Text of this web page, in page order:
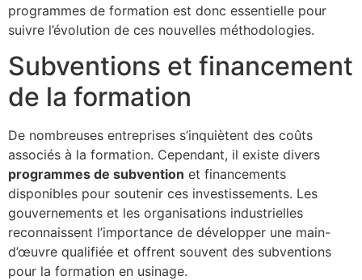
programmes de formation est donc essentielle pour
suivre l’évolution de ces nouvelles méthodologies.
Subventions et financement
de la formation
De nombreuses entreprises s’inquiètent des coûts
associés à la formation. Cependant, il existe divers
programmes de subvention et financements
disponibles pour soutenir ces investissements. Les
gouvernements et les organisations industrielles
reconnaissent l’importance de développer une main-
d’œuvre qualifiée et offrent souvent des subventions
pour la formation en usinage.